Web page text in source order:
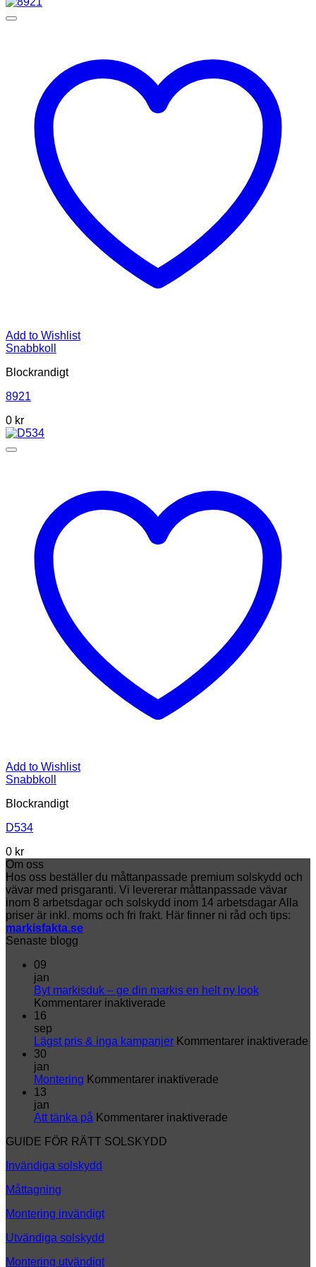
Add to Wishlist
Snabbkoll
Blockrandigt
8921
0 kr
Add to Wishlist
Snabbkoll
Blockrandigt
D534
0 kr
Om oss
Hos oss beställer du måttanpassade premium solskydd och
vävar med prisgaranti. Vi levererar måttanpassade vävar
inom 8 arbetsdagar och solskydd inom 14 arbetsdagar Alla
priser är inkl. moms och fri frakt. Här finner ni råd och tips:
markisfakta.se
Senaste blogg
09
jan
Byt markisduk – ge din markis en helt ny look
Kommentarer inaktiverade
–
markis
ny
16
sep
Lägst pris & inga kampanjer Kommentarer inaktiverade
30
jan
Montering Kommentarer inaktiverade
13
jan
Att tänka på Kommentarer inaktiverade
GUIDE FÖR RÄTT SOLSKYDD
Invändiga solskydd
Måttagning
Montering invändigt
Utvändiga solskydd
Montering utvändigt